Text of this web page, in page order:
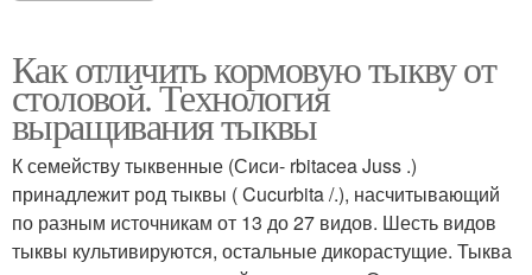
Как отличить кормовую тыкву от
столовой. Технология
выращивания тыквы
К семейству тыквенные (Сиси- rbitacea Juss .)
принадлежит род тыквы ( Cucurbita /.), насчитываю­щий
по разным источникам от 13 до 27 видов. Шесть видов
тыквы культивируются, остальные дико­растущие. Тыква